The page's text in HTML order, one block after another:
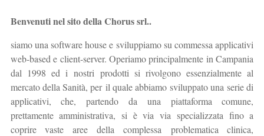
Benvenuti nel sito della Chorus srl..
siamo una software house e sviluppiamo su commessa applicativi
web-based e client-server. Operiamo principalmente in Campania
dal 1998 ed i nostri prodotti si rivolgono essenzialmente al
mercato della Sanità, per il quale abbiamo sviluppato una serie di
applicativi, che, partendo da una piattaforma comune,
prettamente amministrativa, si è via via specializzata fino a
coprire vaste aree della complessa problematica clinica,